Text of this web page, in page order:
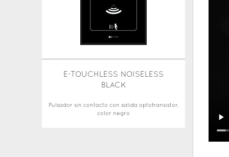
E-TOUCHLESS NOISELESS
BLACK
Pulsador sin contacto con salida optotransistor,
color negro